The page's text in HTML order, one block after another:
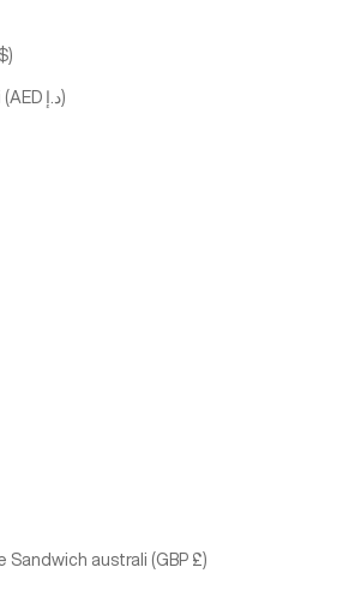
Emirati Arabi Uniti (AED د.إ)
Sandwich australi (GBP £)